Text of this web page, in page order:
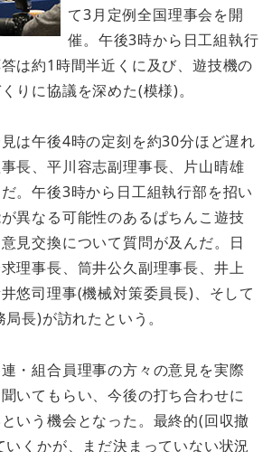
て3月定例全国理事会を開
催。午後3時から日工組執行
は約1時間半近くに及び、遊技機の
りに協議を深めた(模様)。
は午後4時の定刻を約30分ほど遅れ
長、平川容志副理事長、片山晴雄
。午後3時から日工組執行部を招い
異なる可能性のあるぱちんこ遊技
見交換について質問が及んだ。日
理事長、筒井公久副理事長、井上
悠司理事(機械対策委員長)、そして
長)が訪れたという。
連・組合員理事の方々の意見を実際
いてもらい、今後の打ち合わせに
いう機会となった。最終的(回収撤
くかが、まだ決まっていない状況